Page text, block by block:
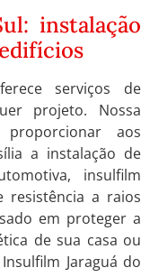
instalação
serviços de
projeto. Nossa
aos
a instalação de
insulfilm
resistência a raios
em proteger a
de sua casa ou
Jaraguá do